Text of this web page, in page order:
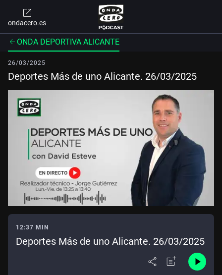
ondacero.es
ONDA DEPORTIVA ALICANTE
26/03/2025
Deportes Más de uno Alicante. 26/03/2025
12:37 MIN
Deportes Más de uno Alicante. 26/03/2025